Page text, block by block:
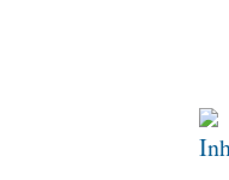
Draketo neu: Beiträge